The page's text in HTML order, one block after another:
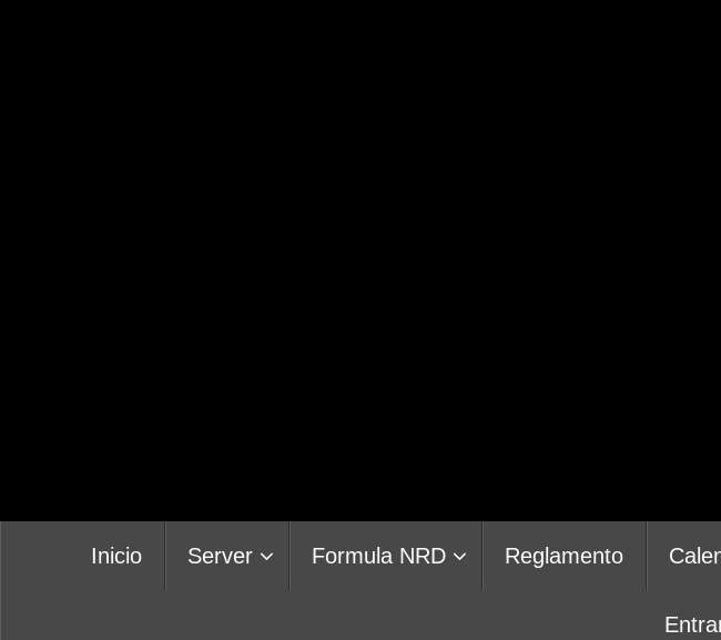
Inicio Server Formula NRD Reglamento